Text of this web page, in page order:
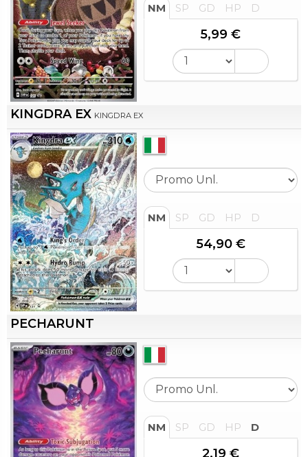
NM SP GD HP D
5,99 €
KINGDRA EX KINGDRA EX
NM SP GD HP D
54,90 €
PECHARUNT
NM SP GD HP D
2,19 €